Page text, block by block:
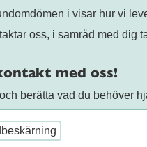
i visar hur vi
oss, i samråd med dig
med oss!
berätta vad du behöver